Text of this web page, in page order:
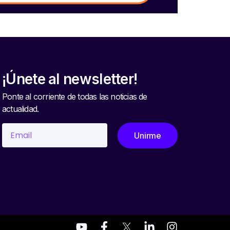
¡Únete al newsletter!
Ponte al corriente de todas las noticias de
actualidad.
Unirme